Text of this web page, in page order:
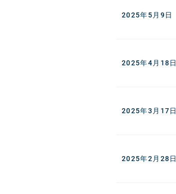
2025年5月9日
2025年4月18日
2025年3月17日
2025年2月28日